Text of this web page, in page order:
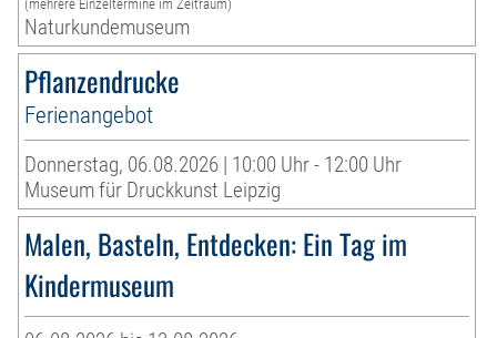
(mehrere Einzeltermine im Zeitraum)
Naturkundemuseum
Pflanzendrucke
Ferienangebot
Donnerstag, 06.08.2026 | 10:00 Uhr - 12:00 Uhr
Museum für Druckkunst Leipzig
Malen, Basteln, Entdecken: Ein Tag im
Kindermuseum